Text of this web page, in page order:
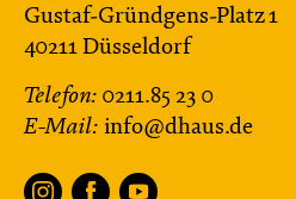
Gustaf-Gründgens-Platz 1
40211 Düsseldorf
Telefon: 0211.85 23 0
E-Mail: info@dhaus.de